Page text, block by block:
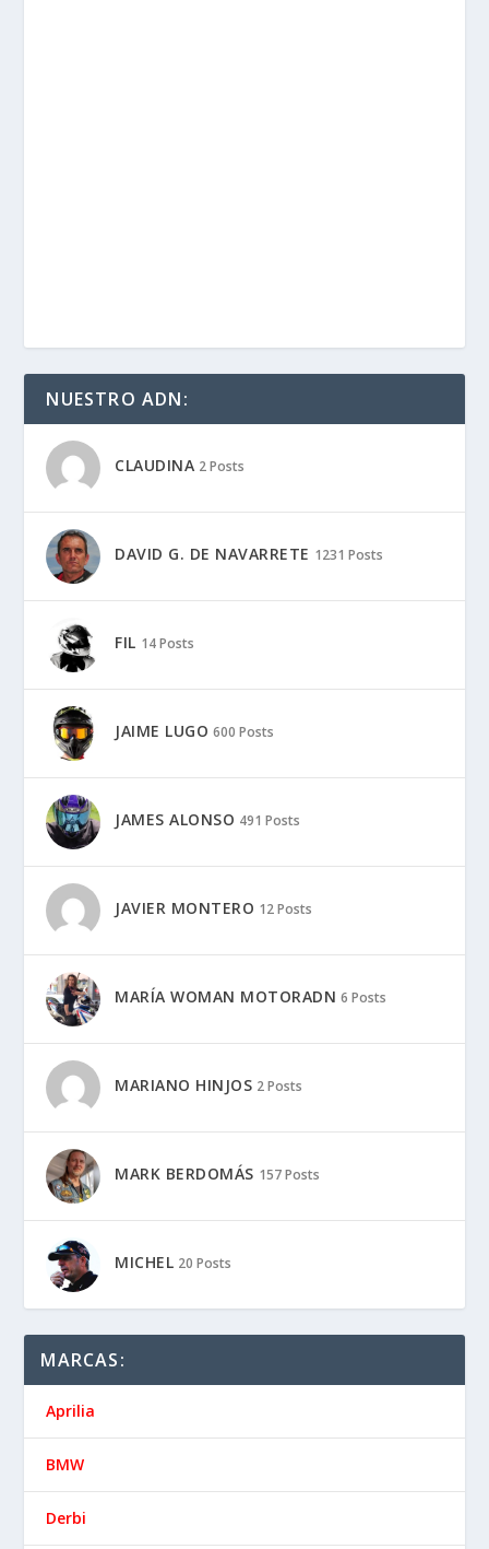
NUESTRO ADN:
CLAUDINA 2 Posts
DAVID G. DE NAVARRETE 1231 Posts
FIL 14 Posts
JAIME LUGO 600 Posts
JAMES ALONSO 491 Posts
JAVIER MONTERO 12 Posts
MARÍA WOMAN MOTORADN 6 Posts
MARIANO HINJOS 2 Posts
MARK BERDOMÁS 157 Posts
MICHEL 20 Posts
MARCAS:
Aprilia
BMW
Derbi